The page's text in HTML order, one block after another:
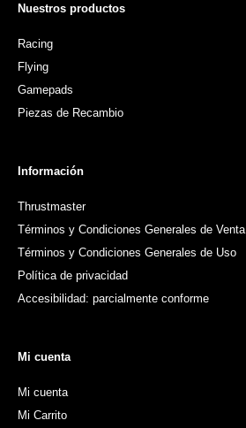
Nuestros productos
Racing
Flying
Gamepads
Piezas de Recambio
Información
Thrustmaster
Términos y Condiciones Generales de Venta
Términos y Condiciones Generales de Uso
Política de privacidad
Accesibilidad: parcialmente conforme
Mi cuenta
Mi cuenta
Mi Carrito